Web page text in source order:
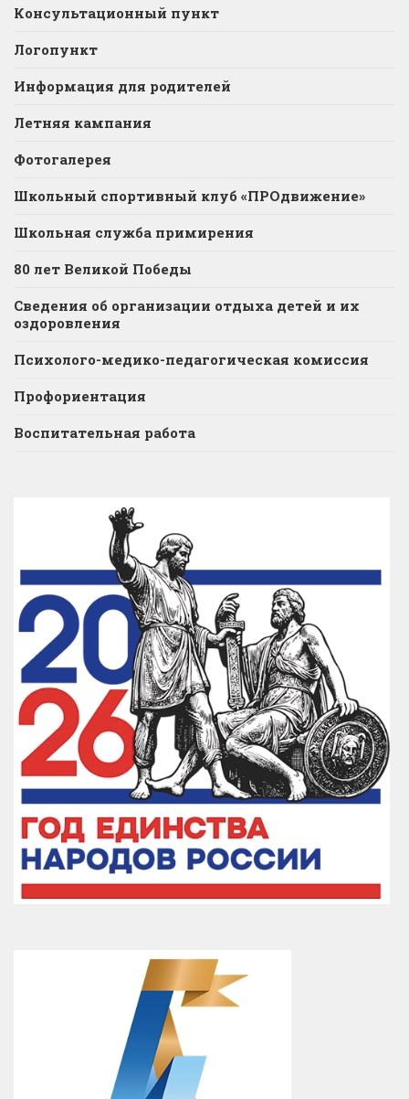
Консультационный пункт
Логопункт
Информация для родителей
Летняя кампания
Фотогалерея
Школьный спортивный клуб «ПРОдвижение»
Школьная служба примирения
80 лет Великой Победы
Сведения об организации отдыха детей и их
оздоровления
Психолого-медико-педагогическая комиссия
Профориентация
Воспитательная работа